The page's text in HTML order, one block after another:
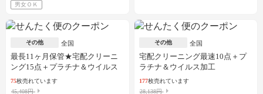
男女ＯＫ
その他 全国
最長11ヶ月保管★宅配クリーニ
ング15点＋プラチナ＆ウイルス
加工
75枚売れています
45,408円
その他 全国
宅配クリーニング最速10点＋プ
ラチナ＆ウイルス加工
177枚売れています
28,138円